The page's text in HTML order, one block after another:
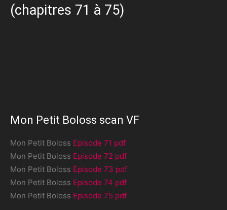
(chapitres 71 à 75)
Mon Petit Boloss scan VF
Mon Petit Boloss Episode 71 pdf
Mon Petit Boloss Episode 72 pdf
Mon Petit Boloss Episode 73 pdf
Mon Petit Boloss Episode 74 pdf
Mon Petit Boloss Episode 75 pdf